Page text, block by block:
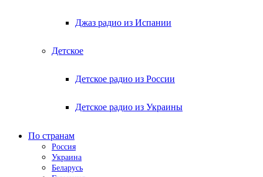
Джаз радио из Испании
Детское
Детское радио из России
Детское радио из Украины
По странам
Россия
Украина
Беларусь